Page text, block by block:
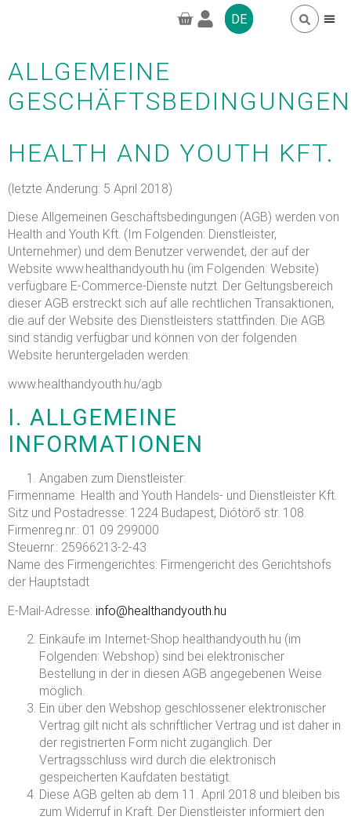
DE
ALLGEMEINE
GESCHÄFTSBEDINGUNGEN
HEALTH AND YOUTH KFT.
(letzte Änderung: 5 April 2018)
Diese Allgemeinen Geschäftsbedingungen (AGB) werden von
Health and Youth Kft. (Im Folgenden: Dienstleister,
Unternehmer) und dem Benutzer verwendet, der auf der
Website www.healthandyouth.hu (im Folgenden: Website)
verfügbare E-Commerce-Dienste nutzt. Der Geltungsbereich
dieser AGB erstreckt sich auf alle rechtlichen Transaktionen,
die auf der Website des Dienstleisters stattfinden. Die AGB
sind ständig verfügbar und können von der folgenden
Website heruntergeladen werden:
www.healthandyouth.hu/agb
I. ALLGEMEINE
INFORMATIONEN
Angaben zum Dienstleister:
Firmenname: Health and Youth Handels- und Dienstleister Kft.
Sitz und Postadresse: 1224 Budapest, Diótörő str. 108.
Firmenreg.nr.: 01 09 299000
Steuernr.: 25966213-2-43
Name des Firmengerichtes: Firmengericht des Gerichtshofs
der Hauptstadt
E-Mail-Adresse: info@healthandyouth.hu
Einkäufe im Internet-Shop healthandyouth.hu (im
Folgenden: Webshop) sind bei elektronischer
Bestellung in der in diesen AGB angegebenen Weise
möglich.
Ein über den Webshop geschlossener elektronischer
Vertrag gilt nicht als schriftlicher Vertrag und ist daher in
der registrierten Form nicht zugänglich. Der
Vertragsschluss wird durch die elektronisch
gespeicherten Kaufdaten bestätigt.
Diese AGB gelten ab dem 11. April 2018 und bleiben bis
zum Widerruf in Kraft. Der Dienstleister informiert den